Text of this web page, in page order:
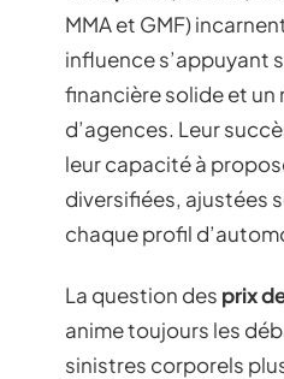
MMA et GMF)
influence s’appuyant
financière solide et un
d’agences. Leur
leur capacité à
diversifiées, ajustées
chaque profil
La question des prix
anime toujours les
sinistres corporels